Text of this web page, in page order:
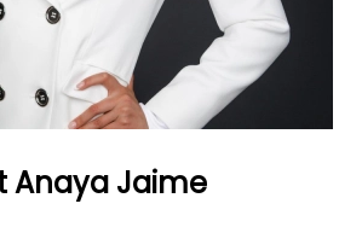
Anaya Jaime